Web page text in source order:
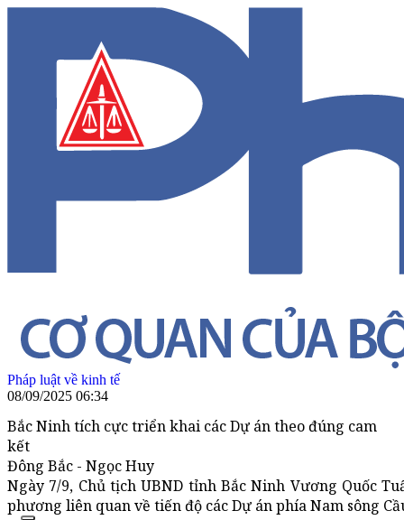
Pháp luật về kinh tế
08/09/2025 06:34
Bắc Ninh tích cực triển khai các Dự án theo đúng cam
kết
Đông Bắc - Ngọc Huy
Ngày 7/9, Chủ tịch UBND tỉnh Bắc Ninh Vương Quốc
phương liên quan về tiến độ các Dự án phía Nam sông